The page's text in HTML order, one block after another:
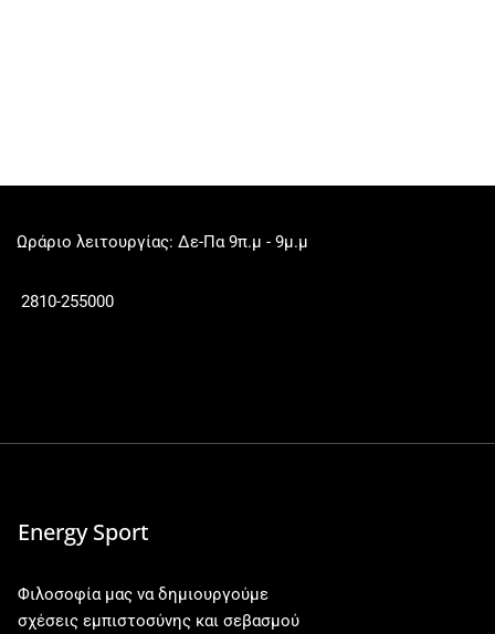
Ωράριο λειτουργίας: Δε-Πα 9π.μ - 9μ.μ
2810-255000
Energy Sport
Φιλοσοφία μας να δημιουργούμε
σχέσεις εμπιστοσύνης και σεβασμού